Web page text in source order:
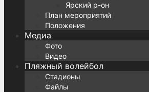
Ярский р-он
План мероприятий
Положения
Медиа
Фото
Видео
Пляжный волейбол
Стадионы
Файлы